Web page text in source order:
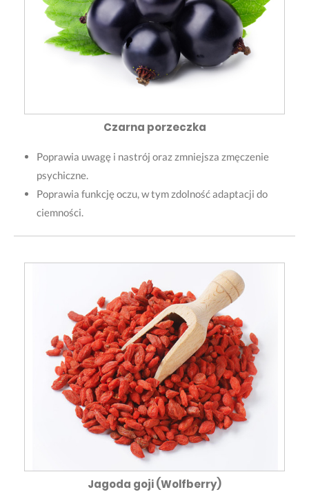
Czarna porzeczka
Poprawia uwagę i nastrój oraz zmniejsza zmęczenie
psychiczne.
Poprawia funkcję oczu, w tym zdolność adaptacji do
ciemności.
Jagoda goji (Wolfberry)